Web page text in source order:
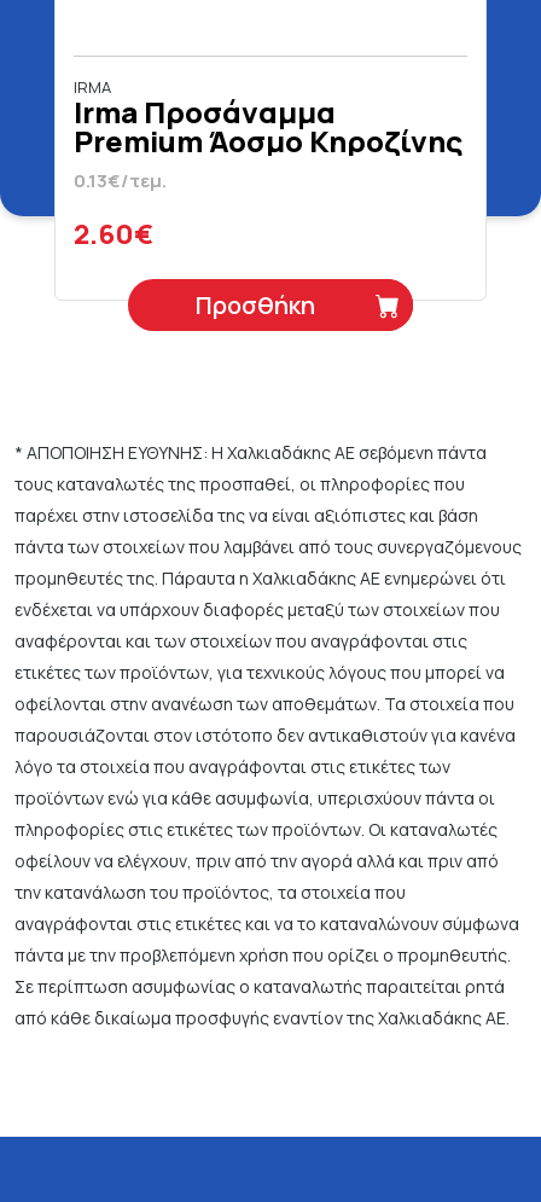
IRMA
Irma Προσάναμμα
Premium Άοσμο Κηροζίνης
Λευκό 20 Τεμάχια
0.13€/τεμ.
2.60€
Προσθήκη
* ΑΠΟΠΟΙΗΣΗ ΕΥΘΥΝΗΣ: Η Χαλκιαδάκης ΑΕ σεβόμενη πάντα
τους καταναλωτές της προσπαθεί, οι πληροφορίες που
παρέχει στην ιστοσελίδα της να είναι αξιόπιστες και βάση
πάντα των στοιχείων που λαμβάνει από τους συνεργαζόμενους
προμηθευτές της. Πάραυτα η Χαλκιαδάκης ΑΕ ενημερώνει ότι
ενδέχεται να υπάρχουν διαφορές μεταξύ των στοιχείων που
αναφέρονται και των στοιχείων που αναγράφονται στις
ετικέτες των προϊόντων, για τεχνικούς λόγους που μπορεί να
οφείλονται στην ανανέωση των αποθεμάτων. Τα στοιχεία που
παρουσιάζονται στον ιστότοπο δεν αντικαθιστούν για κανένα
λόγο τα στοιχεία που αναγράφονται στις ετικέτες των
προϊόντων ενώ για κάθε ασυμφωνία, υπερισχύουν πάντα οι
πληροφορίες στις ετικέτες των προϊόντων. Οι καταναλωτές
οφείλουν να ελέγχουν, πριν από την αγορά αλλά και πριν από
την κατανάλωση του προϊόντος, τα στοιχεία που
αναγράφονται στις ετικέτες και να το καταναλώνουν σύμφωνα
πάντα με την προβλεπόμενη χρήση που ορίζει ο προμηθευτής.
Σε περίπτωση ασυμφωνίας ο καταναλωτής παραιτείται ρητά
από κάθε δικαίωμα προσφυγής εναντίον της Χαλκιαδάκης ΑΕ.